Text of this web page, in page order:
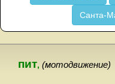
Санта-
пит, (мотодвижение)